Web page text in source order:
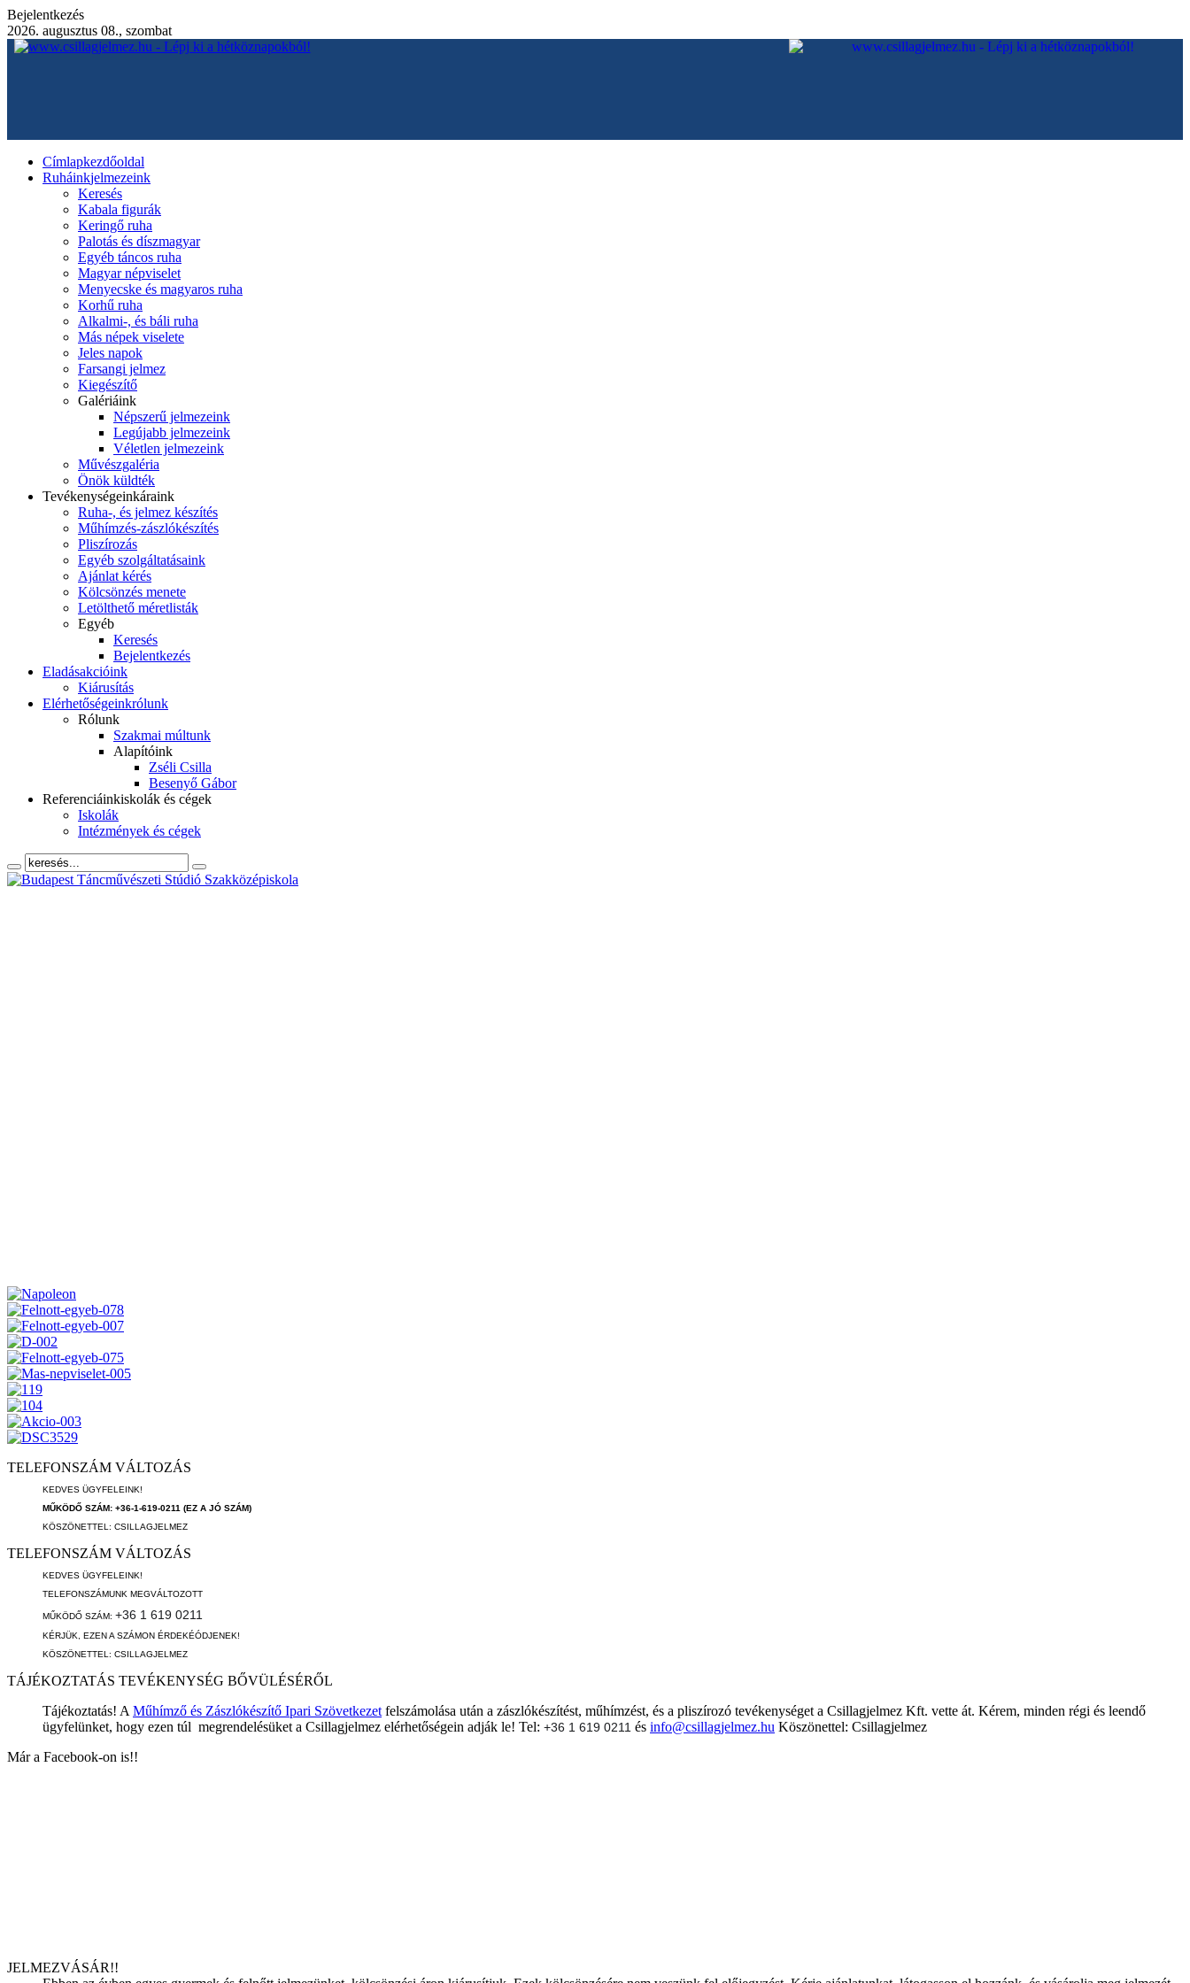
Bejelentkezés
2026. augusztus 08., szombat
Címlapkezdőoldal
Ruháinkjelmezeink
Keresés
Kabala figurák
Keringő ruha
Palotás és díszmagyar
Egyéb táncos ruha
Magyar népviselet
Menyecske és magyaros ruha
Korhű ruha
Alkalmi-, és báli ruha
Más népek viselete
Jeles napok
Farsangi jelmez
Kiegészítő
Galériáink
Népszerű jelmezeink
Legújabb jelmezeink
Véletlen jelmezeink
Művészgaléria
Önök küldték
Tevékenységeinkáraink
Ruha-, és jelmez készítés
Műhímzés-zászlókészítés
Pliszírozás
Egyéb szolgáltatásaink
Ajánlat kérés
Kölcsönzés menete
Letölthető méretlisták
Egyéb
Keresés
Bejelentkezés
Eladásakcióink
Kiárusítás
Elérhetőségeinkrólunk
Rólunk
Szakmai múltunk
Alapítóink
Zséli Csilla
Besenyő Gábor
Referenciáinkiskolák és cégek
Iskolák
Intézmények és cégek
TELEFONSZÁM VÁLTOZÁS
KEDVES ÜGYFELEINK!
MŰKÖDŐ SZÁM: +36-1-619-0211 (EZ A JÓ SZÁM)
KÖSZÖNETTEL: CSILLAGJELMEZ
TELEFONSZÁM VÁLTOZÁS
KEDVES ÜGYFELEINK!
TELEFONSZÁMUNK MEGVÁLTOZOTT
MŰKÖDŐ SZÁM: +36 1 619 0211
KÉRJÜK, EZEN A SZÁMON ÉRDEKÉÓDJENEK!
KÖSZÖNETTEL: CSILLAGJELMEZ
TÁJÉKOZTATÁS TEVÉKENYSÉG BŐVÜLÉSÉRŐL
Tájékoztatás! A Műhímző és Zászlókészítő Ipari Szövetkezet felszámolása után a zászlókészítést, műhímzést, és a pliszírozó tevékenységet a Csillagjelmez Kft. vette át. Kérem, minden régi és leendő
ügyfelünket, hogy ezen túl megrendelésüket a Csillagjelmez elérhetőségein adják le! Tel: +36 1 619 0211 és info@csillagjelmez.hu Köszönettel: Csillagjelmez
Már a Facebook-on is!!
JELMEZVÁSÁR!!